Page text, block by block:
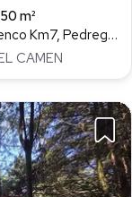
m²
Carretera, Ocoyoacac Santiago Tianguistenco Km7, Pedregal de Guadalupe Hidalgo, Ocoyoacac
CAMEN